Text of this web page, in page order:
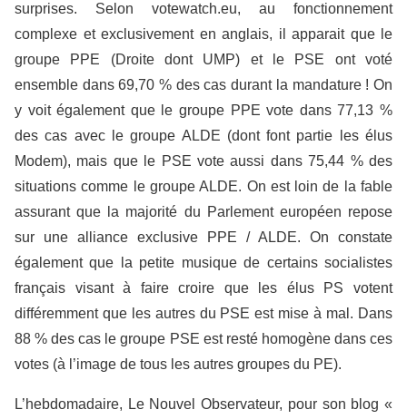
surprises. Selon votewatch.eu, au fonctionnement
complexe et exclusivement en anglais, il apparait que le
groupe PPE (Droite dont UMP) et le PSE ont voté
ensemble dans 69,70 % des cas durant la mandature ! On
y voit également que le groupe PPE vote dans 77,13 %
des cas avec le groupe ALDE (dont font partie les élus
Modem), mais que le PSE vote aussi dans 75,44 % des
situations comme le groupe ALDE. On est loin de la fable
assurant que la majorité du Parlement européen repose
sur une alliance exclusive PPE / ALDE. On constate
également que la petite musique de certains socialistes
français visant à faire croire que les élus PS votent
différemment que les autres du PSE est mise à mal. Dans
88 % des cas le groupe PSE est resté homogène dans ces
votes (à l’image de tous les autres groupes du PE).
L’hebdomadaire, Le Nouvel Observateur, pour son blog «